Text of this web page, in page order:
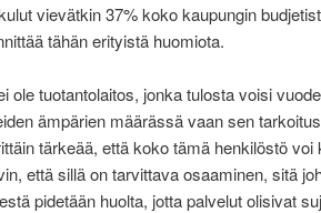
vievätkin 37% koko kaupungin
tähän erityistä huomiota.
ole tuotantolaitos, jonka tulosta voisi
ämpärien määrässä vaan sen
tärkeää, että koko tämä henkilöstö voi
että sillä on tarvittava osaaminen, sitä
pidetään huolta, jotta palvelut olisivat